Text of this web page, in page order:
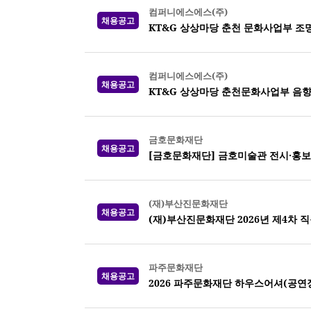
채용공고
컴퍼니에스에스(주)
KT&G 상상마당 춘천 문화사업부 조
채용공고
컴퍼니에스에스(주)
KT&G 상상마당 춘천문화사업부 음
채용공고
금호문화재단
[금호문화재단] 금호미술관 전시·홍
채용공고
(재)부산진문화재단
(재)부산진문화재단 2026년 제4차
채용공고
파주문화재단
2026 파주문화재단 하우스어셔(공